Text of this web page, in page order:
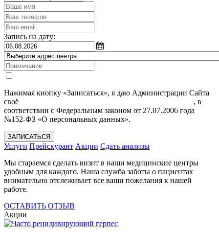
Запись на дату:
Нажимая кнопку «Записаться», я даю Администрации Сайта
своё
, в
соответствии с Федеральным законом от 27.07.2006 года
№152-ФЗ «О персональных данных».
ЗАПИСАТЬСЯ
Услуги Прейскурант Акции Сдать анализы
Мы стараемся сделать визит в наши медицинские центры
удобным для каждого. Наша служба заботы о пациентах
внимательно отслеживает все ваши пожелания к нашей
работе.
ОСТАВИТЬ ОТЗЫВ
Акции